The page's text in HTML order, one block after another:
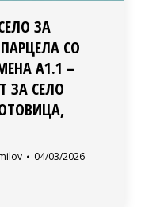
ЗА
СО
А1.1 –
ЗА СЕЛО
04/03/2026